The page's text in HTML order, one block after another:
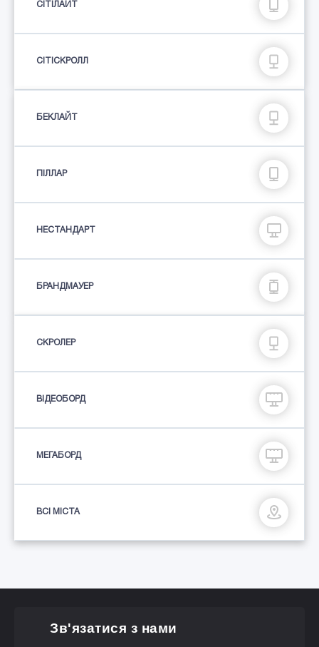
СIТIЛАЙТ
СІТІСКРОЛЛ
БЕКЛАЙТ
ПIЛЛАР
НЕСТАНДАРТ
БРАНДМАУЕР
СКРОЛЕР
ВІДЕОБОРД
МЕГАБОРД
ВСІ МІСТА
Зв'язатися з нами